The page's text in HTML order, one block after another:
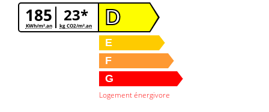
185
KWh/m².an
23*
kg CO2/m².an D
E
F
G
Logement énergivore